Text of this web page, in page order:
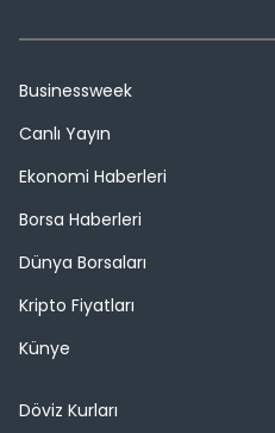
Businessweek
Canlı Yayın
Ekonomi Haberleri
Borsa Haberleri
Dünya Borsaları
Kripto Fiyatları
Künye
Döviz Kurları